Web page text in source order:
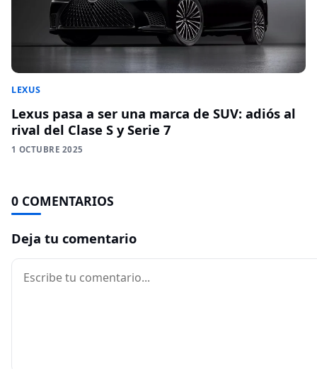
LEXUS
Lexus pasa a ser una marca de SUV: adiós al
rival del Clase S y Serie 7
1 OCTUBRE 2025
0 COMENTARIOS
Deja tu comentario
Comentario